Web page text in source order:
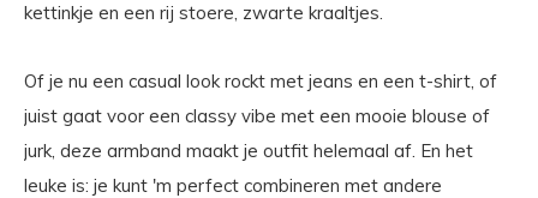
kettinkje en een rij stoere, zwarte kraaltjes.
Of je nu een casual look rockt met jeans en een t-shirt, of
juist gaat voor een classy vibe met een mooie blouse of
jurk, deze armband maakt je outfit helemaal af. En het
leuke is: je kunt 'm perfect combineren met andere